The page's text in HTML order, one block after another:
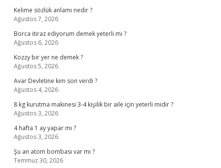
Kelime sözlük anlamı nedir ?
Ağustos 7, 2026
Borca itiraz ediyorum demek yeterli mi ?
Ağustos 6, 2026
Kozzy bir yer ne demek ?
Ağustos 5, 2026
Avar Devletine kim son verdi ?
Ağustos 4, 2026
8 kg kurutma makinesi 3-4 kişilik bir aile için yeterli midir ?
Ağustos 3, 2026
4 hafta 1 ay yapar mı ?
Ağustos 3, 2026
Şu an atom bombası var mı ?
Temmuz 30, 2026